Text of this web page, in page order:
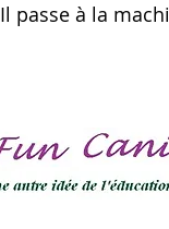
passe à la